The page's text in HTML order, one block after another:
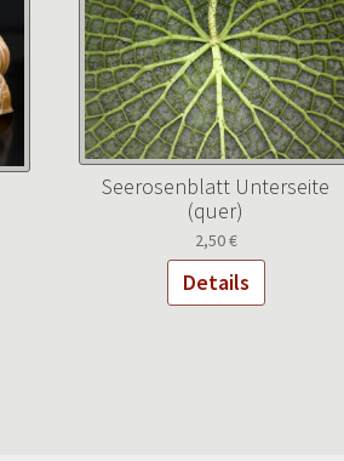
Seerosenblatt Unterseite
(quer)
2,50€
Details